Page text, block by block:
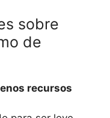
sobre
de
recursos